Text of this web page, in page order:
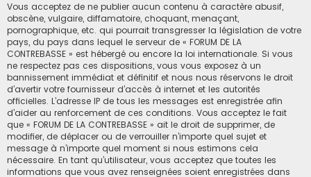
Vous acceptez de ne publier aucun contenu à caractère abusif,
obscène, vulgaire, diffamatoire, choquant, menaçant,
pornographique, etc. qui pourrait transgresser la législation de votre
pays, du pays dans lequel le serveur de « FORUM DE LA
CONTREBASSE » est hébergé ou encore la loi internationale. Si vous
ne respectez pas ces dispositions, vous vous exposez à un
bannissement immédiat et définitif et nous nous réservons le droit
d’avertir votre fournisseur d’accès à internet et les autorités
officielles. L’adresse IP de tous les messages est enregistrée afin
d’aider au renforcement de ces conditions. Vous acceptez le fait
que « FORUM DE LA CONTREBASSE » ait le droit de supprimer, de
modifier, de déplacer ou de verrouiller n’importe quel sujet et
message à n’importe quel moment si nous estimons cela
nécessaire. En tant qu’utilisateur, vous acceptez que toutes les
informations que vous avez renseignées soient enregistrées dans